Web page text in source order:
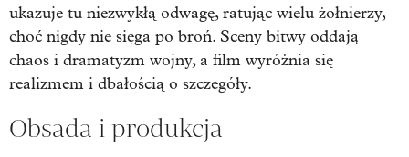
ukazuje tu niezwykłą odwagę, ratując wielu żołnierzy,
choć nigdy nie sięga po broń. Sceny bitwy oddają
chaos i dramatyzm wojny, a film wyróżnia się
realizmem i dbałością o szczegóły.
Obsada i produkcja